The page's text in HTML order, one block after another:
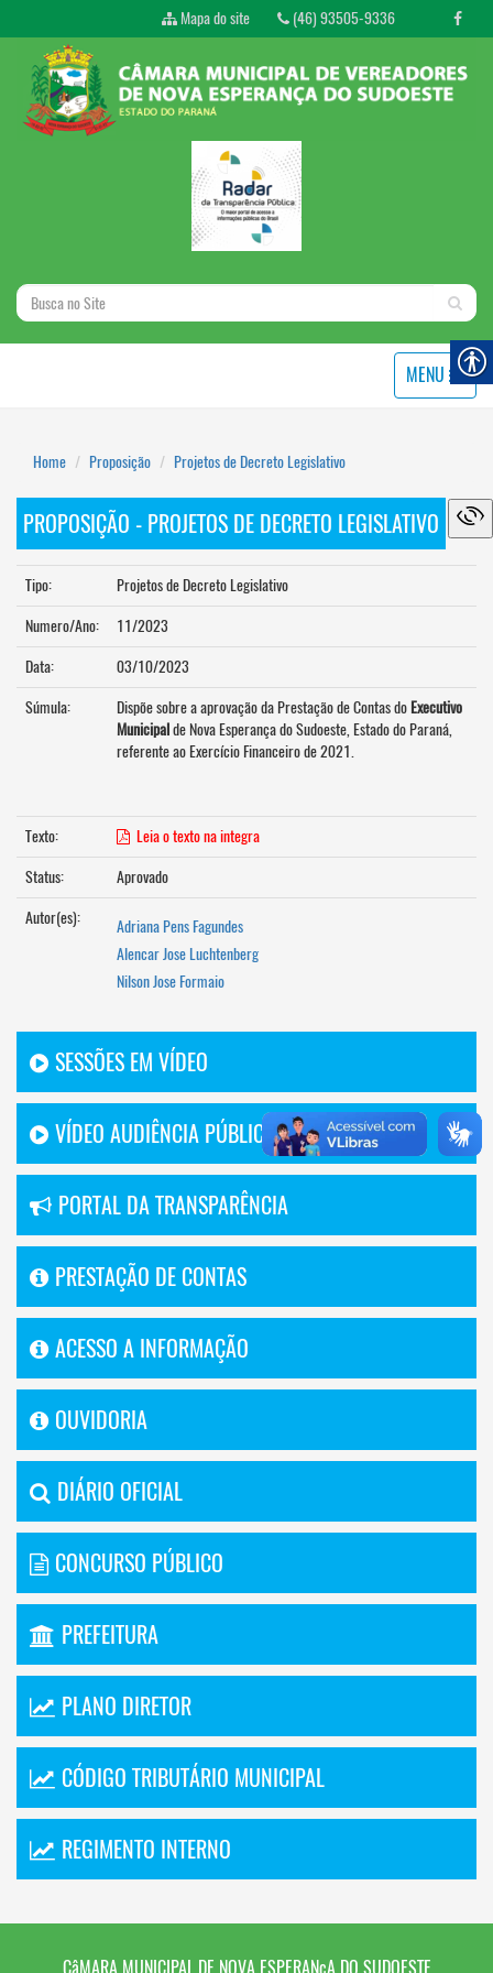
Mapa do site (46) 93505-9336
MENU
Home Proposição Projetos de Decreto Legislativo
PROPOSIÇÃO - PROJETOS DE DECRETO LEGISLATIVO
Tipo:
Projetos de Decreto Legislativo
Numero/Ano:
11/2023
Data:
03/10/2023
Súmula:
Dispõe sobre a aprovação da Prestação de Contas do Executivo
Municipalde Nova Esperança do Sudoeste, Estado do Paraná,
referente ao Exercício Financeiro de 2021.
Texto:
Leia o texto na integra
Status:
Aprovado
Autor(es):
Adriana Pens Fagundes
Alencar Jose Luchtenberg
Nilson Jose Formaio
SESSÕES EM VÍDEO
VÍDEO AUDIÊNCIA PÚBLICA
PORTAL DA TRANSPARÊNCIA
PRESTAÇÃO DE CONTAS
ACESSO A INFORMAÇÃO
OUVIDORIA
DIÁRIO OFICIAL
CONCURSO PÚBLICO
PREFEITURA
PLANO DIRETOR
CÓDIGO TRIBUTÁRIO MUNICIPAL
REGIMENTO INTERNO